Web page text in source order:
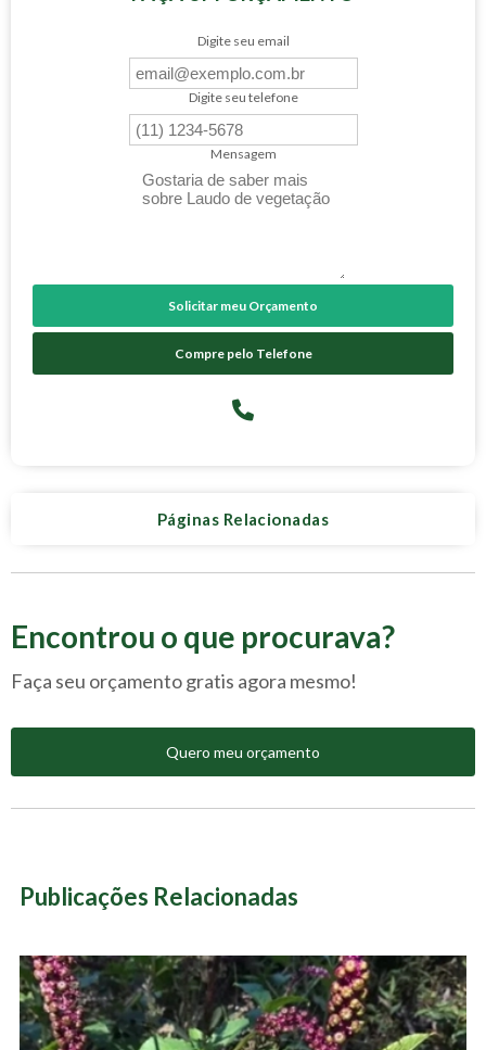
Digite seu email
Digite seu telefone
Mensagem
Solicitar meu Orçamento
Compre pelo Telefone
Páginas Relacionadas
Encontrou o que procurava?
Faça seu orçamento gratis agora mesmo!
Quero meu orçamento
Publicações Relacionadas